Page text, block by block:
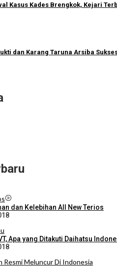
Kasus Kades Brengkok, Kejari
dan Karang Taruna Arsiba
dan Kelebihan All New Terios
Apa yang Ditakuti Daihatsu